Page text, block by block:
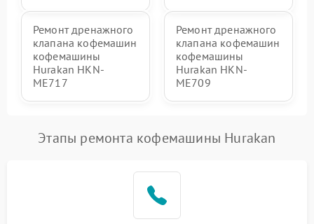
Ремонт дренажного
клапана кофемашин
кофемашины
Hurakan HKN-
ME717
Ремонт дренажного
клапана кофемашин
кофемашины
Hurakan HKN-
ME709
Этапы ремонта кофемашины Hurakan